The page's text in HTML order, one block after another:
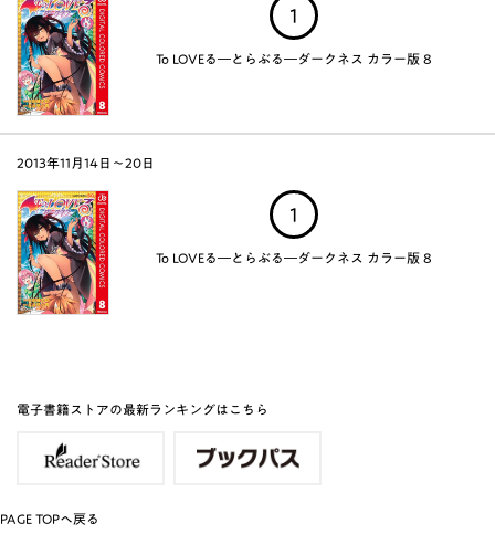
1
To LOVEる―とらぶる―ダークネス カラー版 8
2013年11月14日～20日
1
To LOVEる―とらぶる―ダークネス カラー版 8
電子書籍ストアの最新ランキングはこちら
PAGE TOPへ戻る